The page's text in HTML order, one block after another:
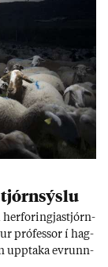
her­for­ingja­stjórn­
pró­fess­or í hag­
upp­taka evr­unn­